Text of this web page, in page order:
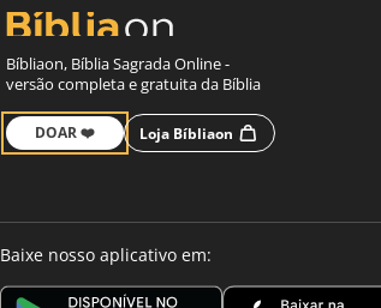
Bíbliaon, Bíblia Sagrada Online -
versão completa e gratuita da Bíblia
DOAR ❤️ Loja Bíbliaon
Baixe nosso aplicativo em: